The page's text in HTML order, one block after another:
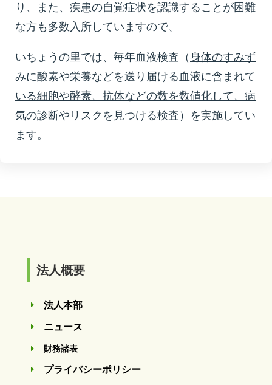
り、また、疾患の自覚症状を認識することが困難
な方も多数入所していますので、
いちょうの里では、毎年血液検査（身体のすみず
みに酸素や栄養などを送り届ける血液に含まれて
いる細胞や酵素、抗体などの数を数値化して、病
気の診断やリスクを見つける検査 ）を実施してい
ます。
法人概要
E 法人本部
E ニュース
E 財務諸表
E プライバシーポリシー